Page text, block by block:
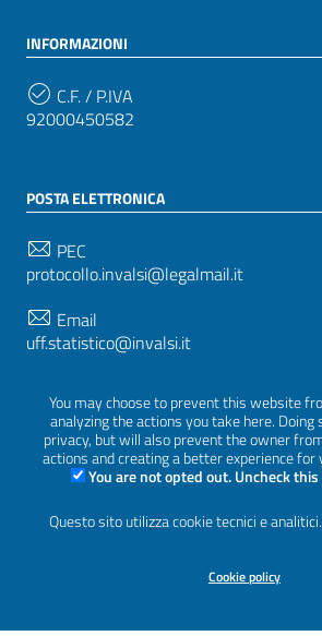
You may choose to prevent this website
analyzing the actions you take here.
privacy, but will also prevent the owner
actions and creating a better experience for
You are not opted out. Uncheck
Questo sito utilizza cookie tecnici e analitici.
Cookie policy
INFORMAZIONI
C.F. / P.IVA
92000450582
POSTA ELETTRONICA
PEC
protocollo.invalsi@legalmail.it
Email
uff.statistico@invalsi.it
restituzione.dati@invalsi.it
SEGUICI SU
Sezione Link Utili